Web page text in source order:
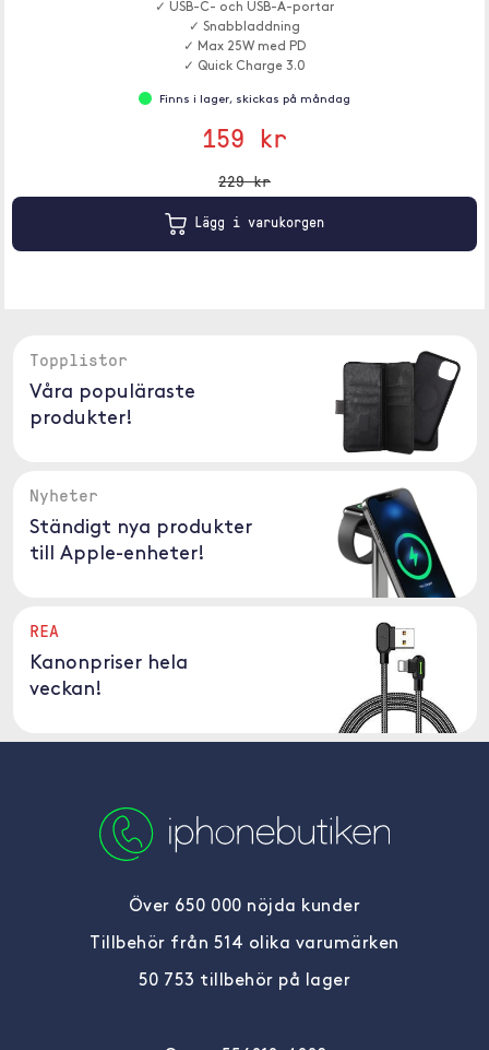
✓ USB-C- och USB-A-portar
✓ Snabbladdning
✓ Max 25W med PD
✓ Quick Charge 3.0
Finns i lager, skickas på måndag
159 kr
229 kr
Lägg i varukorgen
Topplistor
Våra populäraste
produkter!
Nyheter
Ständigt nya produkter
till Apple-enheter!
REA
Kanonpriser hela
veckan!
Över 650 000 nöjda kunder
Tillbehör från 514 olika varumärken
50 753 tillbehör på lager